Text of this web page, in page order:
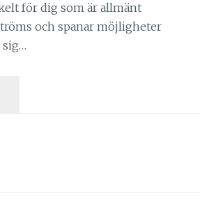
för dig som är allmänt
och spanar möjligheter
sig…